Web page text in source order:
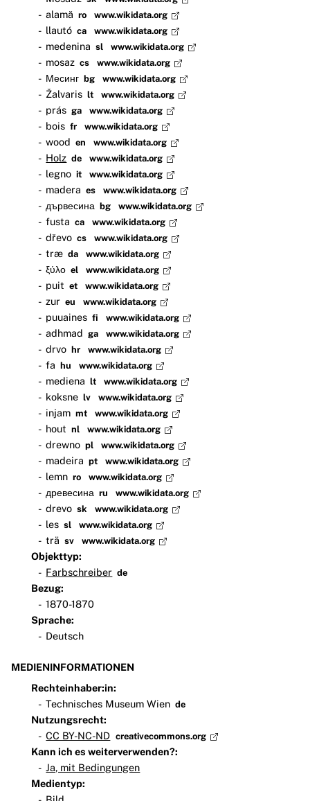
alamă ro www.wikidata.org
llautó ca www.wikidata.org
medenina sl www.wikidata.org
mosaz cs www.wikidata.org
Месинг bg www.wikidata.org
Žalvaris lt www.wikidata.org
prás ga www.wikidata.org
bois fr www.wikidata.org
wood en www.wikidata.org
Holz de www.wikidata.org
legno it www.wikidata.org
madera es www.wikidata.org
дървесина bg www.wikidata.org
fusta ca www.wikidata.org
dřevo cs www.wikidata.org
træ da www.wikidata.org
ξύλο el www.wikidata.org
puit et www.wikidata.org
zur eu www.wikidata.org
puuaines fi www.wikidata.org
adhmad ga www.wikidata.org
drvo hr www.wikidata.org
fa hu www.wikidata.org
mediena lt www.wikidata.org
koksne lv www.wikidata.org
injam mt www.wikidata.org
hout nl www.wikidata.org
drewno pl www.wikidata.org
madeira pt www.wikidata.org
lemn ro www.wikidata.org
древесина ru www.wikidata.org
drevo sk www.wikidata.org
les sl www.wikidata.org
trä sv www.wikidata.org
Objekttyp:
Farbschreiber de
Bezug:
1870-1870
Sprache:
Deutsch
MEDIENINFORMATIONEN
Rechteinhaber:in:
Technisches Museum Wien de
Nutzungsrecht:
CC BY-NC-ND creativecommons.org
Kann ich es weiterverwenden?:
Ja, mit Bedingungen
Medientyp: